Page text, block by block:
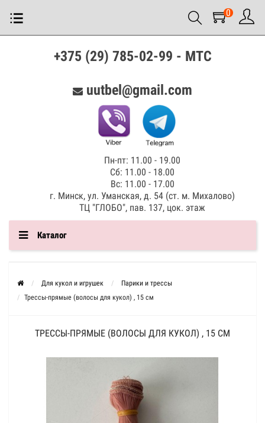
0
+375 (29) 785-02-99 - МТС
uutbel@gmail.com
Пн-пт: 11.00 - 19.00
Сб: 11.00 - 18.00
Вс: 11.00 - 17.00
г. Минск, ул. Уманская, д. 54 (ст. м. Михалово)
ТЦ "ГЛОБО", пав. 137, цок. этаж
Каталог
Для кукол и игрушек
Парики и трессы
Трессы-прямые (волосы для кукол) , 15 см
ТРЕССЫ-ПРЯМЫЕ (ВОЛОСЫ ДЛЯ КУКОЛ) , 15 СМ